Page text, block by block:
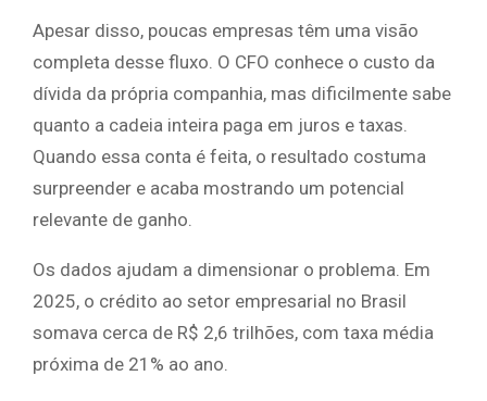
Apesar disso, poucas empresas têm uma visão
completa desse fluxo. O CFO conhece o custo da
dívida da própria companhia, mas dificilmente sabe
quanto a cadeia inteira paga em juros e taxas.
Quando essa conta é feita, o resultado costuma
surpreender e acaba mostrando um potencial
relevante de ganho.
Os dados ajudam a dimensionar o problema. Em
2025, o crédito ao setor empresarial no Brasil
somava cerca de R$ 2,6 trilhões, com taxa média
próxima de 21% ao ano.